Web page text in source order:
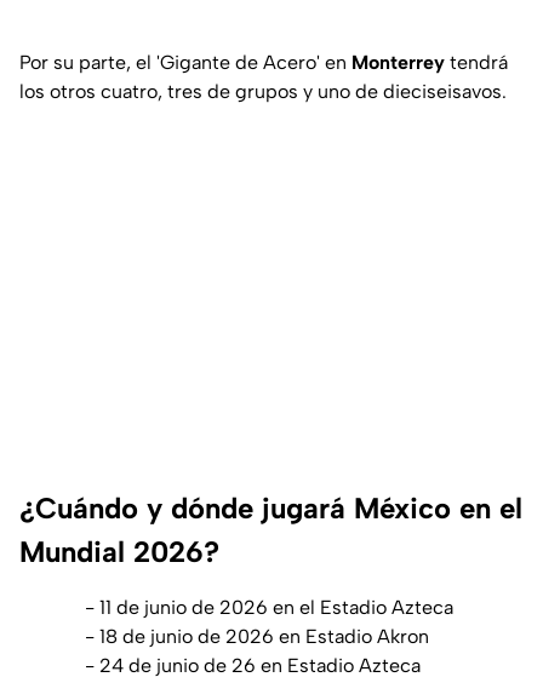
Por su parte, el 'Gigante de Acero' en Monterrey tendrá
los otros cuatro, tres de grupos y uno de dieciseisavos.
¿Cuándo y dónde jugará México en el
Mundial 2026?
- 11 de junio de 2026 en el Estadio Azteca
- 18 de junio de 2026 en Estadio Akron
- 24 de junio de 26 en Estadio Azteca